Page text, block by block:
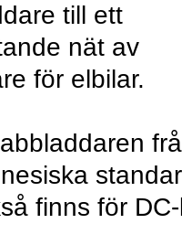
till ett
nät av
för elbilar.
finns för